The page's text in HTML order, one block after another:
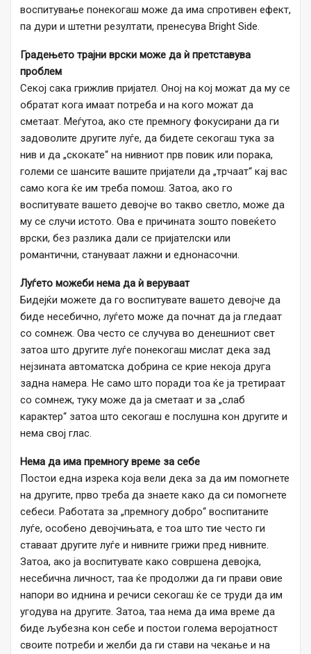
воспитување понекогаш може да има спротивен ефект,
па дури и штетни резултати, пренесува Bright Side.
Градењето трајни врски може да ѝ претставува
проблем
Секој сака грижлив пријател. Оној на кој можат да му се
обратат кога имаат потреба и на кого можат да
сметаат. Меѓутоа, ако сте премногу фокусирани да ги
задоволите другите луѓе, да бидете секогаш тука за
нив и да „скокате“ на нивниот прв повик или порака,
големи се шансите вашите пријатели да „трчаат“ кај вас
само кога ќе им треба помош. Затоа, ако го
воспитувате вашето девојче во такво светло, може да
му се случи истото. Ова е причината зошто повеќето
врски, без разлика дали се пријателски или
романтични, стануваат лажни и еднонасочни.
Луѓето можеби нема да ѝ веруваат
Бидејќи можете да го воспитувате вашето девојче да
биде несебично, луѓето може да почнат да ја гледаат
со сомнеж. Ова често се случува во денешниот свет
затоа што другите луѓе понекогаш мислат дека зад
нејзината автоматска добрина се крие некоја друга
задна намера. Не само што поради тоа ќе ја третираат
со сомнеж, туку може да ја сметаат и за „слаб
карактер“ затоа што секогаш е послушна кон другите и
нема свој глас.
Нема да има премногу време за себе
Постои една изрека која вели дека за да им помогнете
на другите, прво треба да знаете како да си помогнете
себеси. Работата за „премногу добро“ воспитаните
луѓе, особено девојчињата, е тоа што тие често ги
ставаат другите луѓе и нивните грижи пред нивните.
Затоа, ако ја воспитувате како совршена девојка,
несебична личност, таа ќе продолжи да ги прави овие
напори во иднина и речиси секогаш ќе се труди да им
угодува на другите. Затоа, таа нема да има време да
биде љубезна кон себе и постои голема веројатност
своите потреби и желби да ги стави на чекање и на